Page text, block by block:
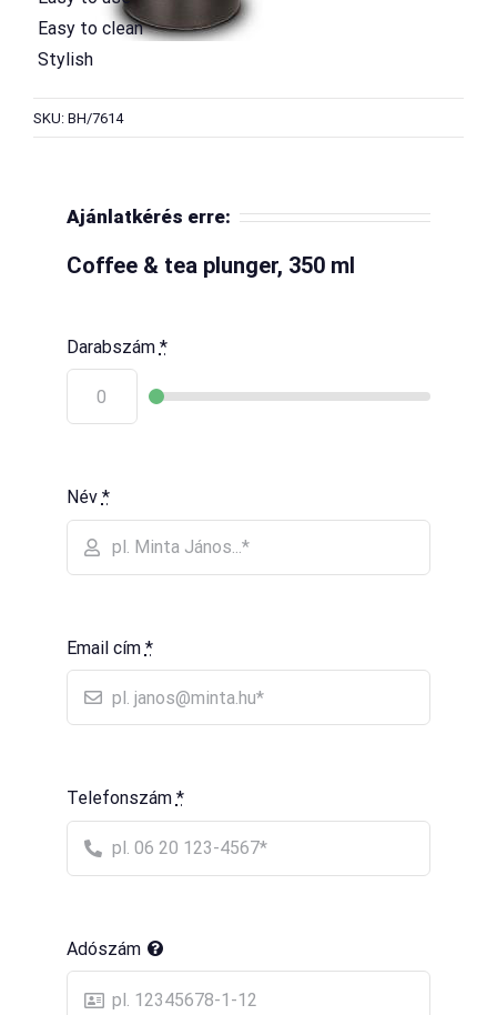
 Easy to clean
 Stylish
SKU: BH/7614
Ajánlatkérés erre:
Coffee & tea plunger, 350 ml
Darabszám *
Név *
Email cím *
Telefonszám *
Adószám